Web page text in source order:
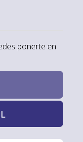
ponerte en